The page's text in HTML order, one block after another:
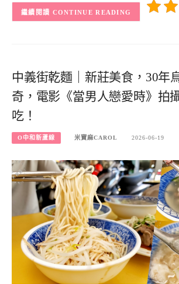
CONTINUE READING
中義街乾麵｜新莊美食，30年
奇，電影《當男人戀愛時》拍
吃！
O中和新蘆線 米寶麻CAROL 2026-06-19